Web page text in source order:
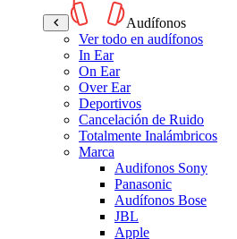
Audífonos
Ver todo en audífonos
In Ear
On Ear
Over Ear
Deportivos
Cancelación de Ruido
Totalmente Inalámbricos
Marca
Audifonos Sony
Panasonic
Audífonos Bose
JBL
Apple